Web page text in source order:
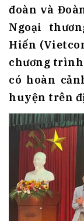
đoàn và
Ngoại
Hiến
chương trình
có hoàn
huyện trên